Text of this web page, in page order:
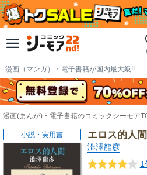
漫画（マンガ）・電子書籍が国内最大級!!
漫画(まんが)・電子書籍のコミックシーモア
エロス的人間
澁澤龍彦
1
小説・実用書